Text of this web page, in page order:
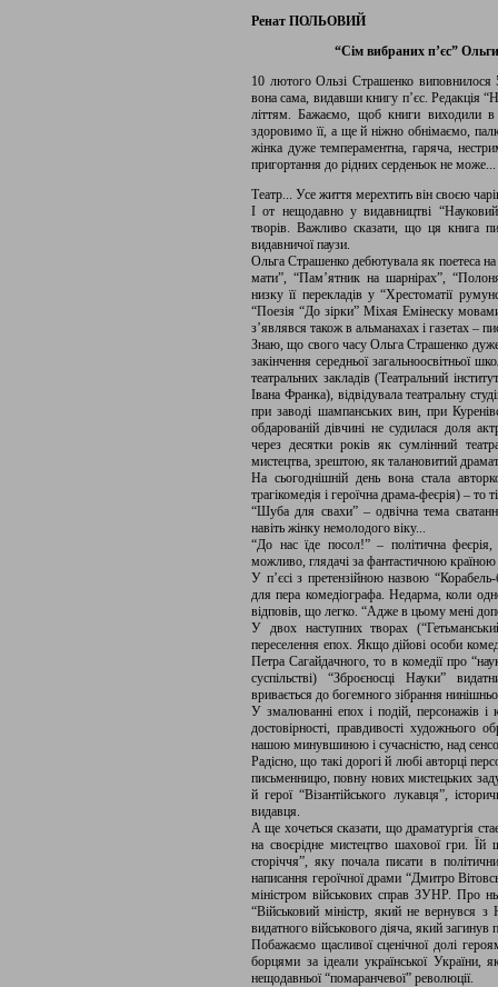
Ренат ПОЛЬОВИЙ
“Сім вибраних п’єс”
10 лютого Ользі Страшенко
вона сама, видавши книгу п’єс. Редакція
літтям. Бажаємо, щоб книги виходили
здоровимо її, а ще й ніжно обнімаємо,
жінка дуже темпераментна, гаряча,
пригортання до рідних серденьок не
Театр... Усе життя мерехтить він своєю
І от нещодавно у видавництві “Науковий
творів. Важливо сказати, що ця книга
видавничої паузи.
Ольга Страшенко дебютувала як поетеса
мати”, “Пам’ятник на шарнірах”,
низку її перекладів у “Хрестоматії
“Поезія “До зірки” Міхая Емінеску
з’являвся також в альманахах і газетах –
Знаю, що свого часу Ольга Страшенко
закінчення середньої загальноосвітньої
театральних закладів (Театральний
Івана Франка), відвідувала театральну
при заводі шампанських вин, при
обдарованій дівчині не судилася доля
через десятки років як сумлінний
мистецтва, зрештою, як талановитий
На сьогоднішній день вона стала
трагікомедія і героїчна драма-феєрія) – то
“Шуба для свахи” – одвічна тема
навіть жінку немолодого віку...
“До нас їде посол!” – політична
можливо, глядачі за фантастичною
У п’єсі з претензійною назвою
для пера комедіографа. Недарма, коли
відповів, що легко. “Адже в цьому мені
У двох наступних творах
переселення епох. Якщо дійові особи
Петра Сагайдачного, то в комедії про
суспільстві) “Зброєносці Науки”
вривається до богемного зібрання
У змалюванні епох і подій, персонажів і
достовірності, правдивості художнього
нашою минувшиною і сучасністю, над
Радісно, що такі дорогі й любі авторці
письменницю, повну нових мистецьких
й герої “Візантійського лукавця”,
видавця.
А ще хочеться сказати, що драматургія
на своєрідне мистецтво шахової гри.
сторіччя”, яку почала писати в
написання героїчної драми “Дмитро
міністром військових справ ЗУНР. Про
“Військовий міністр, який не вернувся
видатного військового діяча, який загинув
Побажаємо щасливої сценічної долі
борцями за ідеали української України,
нещодавньої “помаранчевої” революції.